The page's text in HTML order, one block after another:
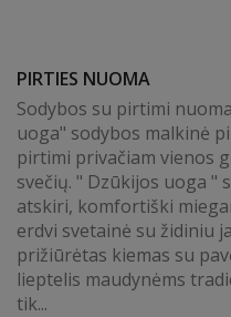
PIRTIES NUOMA
Sodybos su pirtimi
uoga" sodybos malkinė
pirtimi privačiam vienos
svečių. " Dzūkijos uoga "
atskiri, komfortiški
erdvi svetainė su židiniu
prižiūrėtas kiemas su
lieptelis maudynėms
tik...